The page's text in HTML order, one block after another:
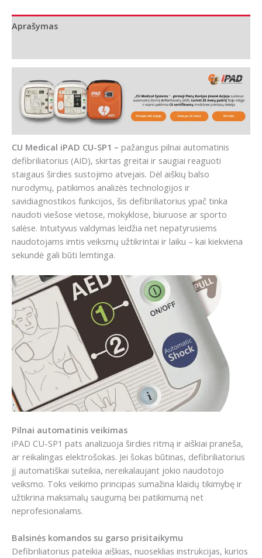
CU-
ir
Aprašymas
CU Medical iPAD CU-SP1 – pažangus pilnai automatinis
defibriliatorius (AID), skirtas greitai ir saugiai reaguoti
staigaus širdies sustojimo atvejais. Dėl aiškių balso
nurodymų, patikimos analizės technologijos ir
savidiagnostikos funkcijos, šis defibriliatorius ypač tinka
naudoti viešose vietose, mokyklose, biuruose ar sporto
salėse. Intuityvus valdymas leidžia net nepatyrusiems
naudotojams imtis veiksmų užtikrintai ir laiku – kai kiekviena
sekundė gali būti lemtinga.
Pilnai automatinis veikimas
iPAD CU-SP1 pats analizuoja širdies ritmą ir aiškiai praneša,
ar reikalingas elektrošokas. Jei šokas būtinas, defibriliatorius
jį automatiškai suteikia, nereikalaujant jokio naudotojo
veiksmo. Toks veikimo principas sumažina klaidų tikimybę ir
užtikrina maksimalų saugumą bei patikimumą net
neprofesionalams.
Balsinės komandos su garso prisitaikymu
Defibriliatorius pateikia aiškias, nuoseklias instrukcijas, kurios